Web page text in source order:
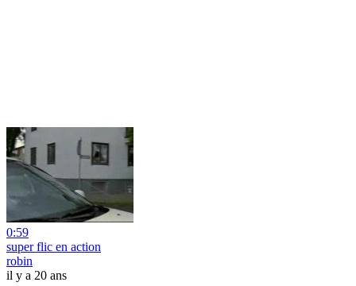
0:59
super flic en action
robin
il y a 20 ans